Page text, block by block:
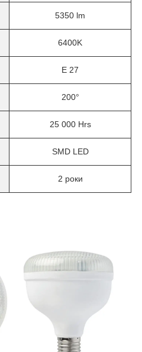
5350 lm
6400K
E 27
200°
25 000 Hrs
SMD LED
2 роки